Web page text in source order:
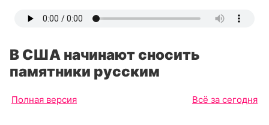
В США начинают сносить
памятники русским
Полная версия Всё за сегодня